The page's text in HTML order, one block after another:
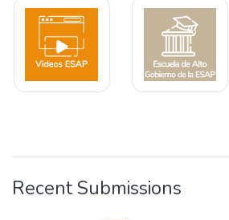
Recent Submissions